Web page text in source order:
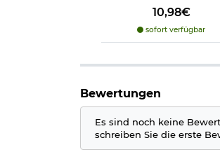
10,98€
sofort verfügbar
Bewertungen
Es sind noch keine
schreiben Sie die erste